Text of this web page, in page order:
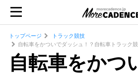
トップページ
トラック競技
自転車をかついでダッシュ！？自転車トラック
自転車をかつ